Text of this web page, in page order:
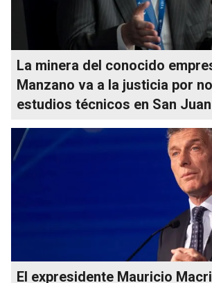
La minera del conocido
Manzano va a la justicia por
estudios técnicos en San Juan
El expresidente Mauricio